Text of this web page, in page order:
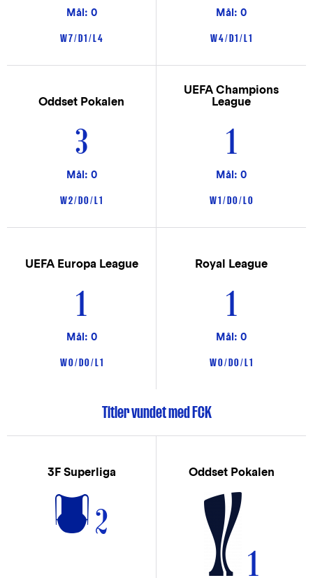
Mål: 0
W 7 / D 1 / L 4
Mål: 0
W 4 / D 1 / L 1
Oddset Pokalen
3
Mål: 0
W 2 / D 0 / L 1
UEFA Champions
League
1
Mål: 0
W 1 / D 0 / L 0
UEFA Europa League
1
Mål: 0
W 0 / D 0 / L 1
Royal League
1
Mål: 0
W 0 / D 0 / L 1
Titler vundet med FCK
3F Superliga
2
Oddset Pokalen
1